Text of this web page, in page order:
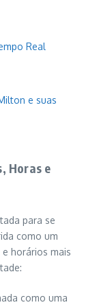
Real
e suas
Horas e
para se
como um
horários mais
como uma